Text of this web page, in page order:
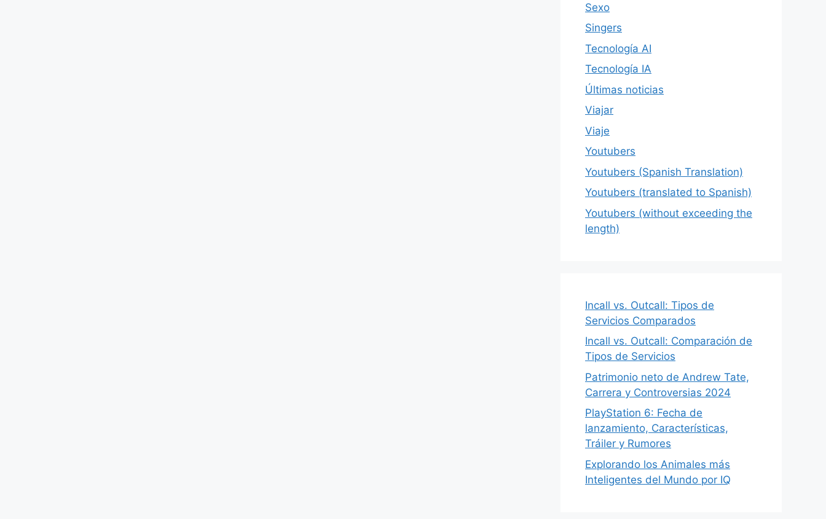
Sexo
Singers
Tecnología AI
Tecnología IA
Últimas noticias
Viajar
Viaje
Youtubers
Youtubers (Spanish Translation)
Youtubers (translated to Spanish)
Youtubers (without exceeding the
length)
Incall vs. Outcall: Tipos de
Servicios Comparados
Incall vs. Outcall: Comparación de
Tipos de Servicios
Patrimonio neto de Andrew Tate,
Carrera y Controversias 2024
PlayStation 6: Fecha de
lanzamiento, Características,
Tráiler y Rumores
Explorando los Animales más
Inteligentes del Mundo por IQ